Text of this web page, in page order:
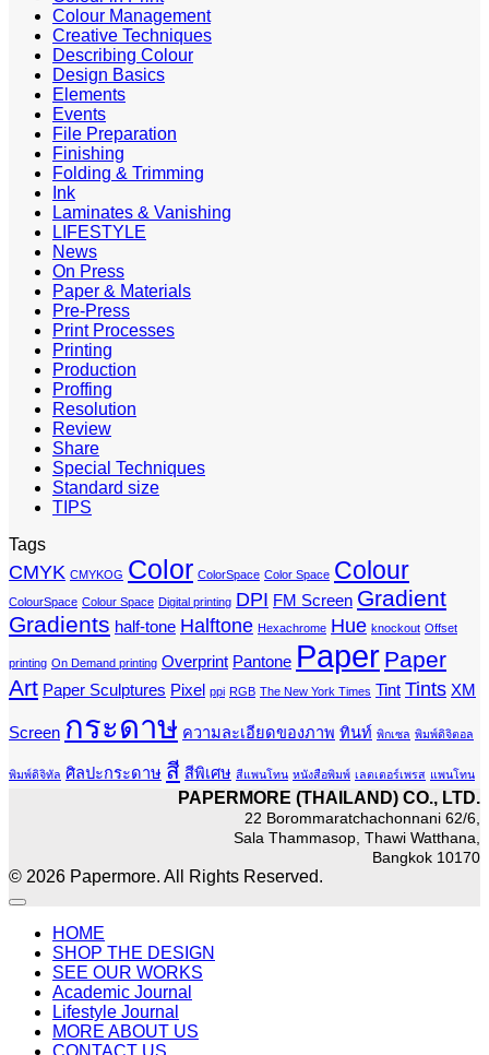
Colour Management
Creative Techniques
Describing Colour
Design Basics
Elements
Events
File Preparation
Finishing
Folding & Trimming
Ink
Laminates & Vanishing
LIFESTYLE
News
On Press
Paper & Materials
Pre-Press
Print Processes
Printing
Production
Proffing
Resolution
Review
Share
Special Techniques
Standard size
TIPS
Tags
CMYK CMYKOG Color ColorSpace Color Space Colour
ColourSpace Colour Space Digital printing DPI FM Screen Gradient
Gradients half-tone Halftone Hexachrome Hue knockout Offset
printing On Demand printing Overprint Pantone Paper Paper
Art Paper Sculptures Pixel ppi RGB The New York Times Tint Tints XM
Screen กระดาษ ความละเอียดของภาพ ทินท์ พิกเซล พิมพ์ดิจิตอล
พิมพ์ดิจิทัล ศิลปะกระดาษ สี สีพิเศษ สีแพนโทน หนังสือพิมพ์ เลตเตอร์เพรส แพนโทน
PAPERMORE (THAILAND) CO., LTD.
22 Borommaratchachonnani 62/6,
Sala Thammasop, Thawi Watthana,
Bangkok 10170
© 2026 Papermore. All Rights Reserved.
HOME
SHOP THE DESIGN
SEE OUR WORKS
Academic Journal
Lifestyle Journal
MORE ABOUT US
CONTACT US